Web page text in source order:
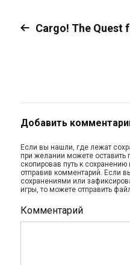
Cargo! The Quest
Добавить
Если вы нашли, где лежат
при желании можете оставить
скопировав путь к
отправив комментарий. Если
сохранениями или
игры, то можете отправить
Комментарий